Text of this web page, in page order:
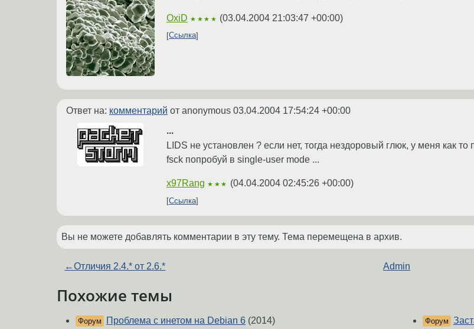
OxiD ★★★★ (03.04.2004 21:03:47 +00:00)
Ссылка
Ответ на: комментарий от anonymous 03.04.2004 17:54:24 +00:00
...
LIDS не установлен ? если нет, тогда нездоровый глюк, у меня как
fsck попробуй в single-user mode ...
x97Rang ★★★ (04.04.2004 02:45:26 +00:00)
Ссылка
Вы не можете добавлять комментарии в эту тему. Тема перемещена в архив.
←Отличия 2.4.* от 2.6.* Admin
Похожие темы
Форум Проблема с инетом на Debian 6 (2014) Форум